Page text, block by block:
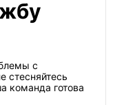
с
стесняйтесь
команда готова